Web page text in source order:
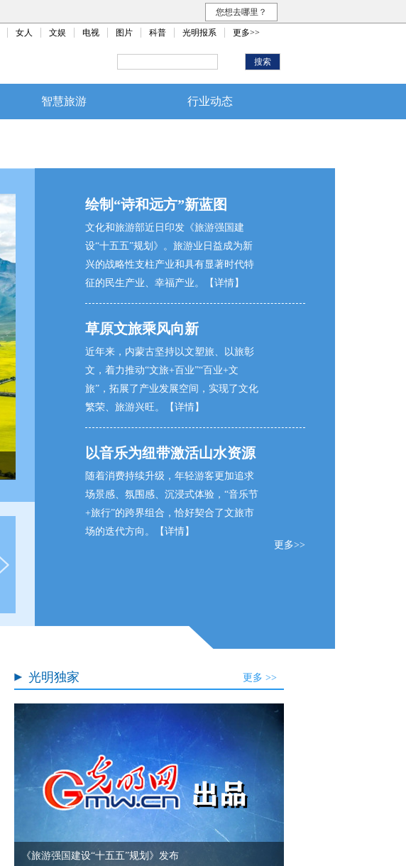
您想去哪里？
女人 文娱 电视 图片 科普 光明报系 更多>>
智慧旅游 行业动态
绘制“诗和远方”新蓝图
文化和旅游部近日印发《旅游强国建
设“十五五”规划》。旅游业日益成为新
兴的战略性支柱产业和具有显著时代特
征的民生产业、幸福产业。
【详情】
草原文旅乘风向新
近年来，内蒙古坚持以文塑旅、以旅彰
文，着力推动“文旅+百业”“百业+文
旅”，拓展了产业发展空间，实现了文化
繁荣、旅游兴旺。
【详情】
以音乐为纽带激活山水资源
随着消费持续升级，年轻游客更加追求
场景感、氛围感、沉浸式体验，“音乐节
+旅行”的跨界组合，恰好契合了文旅市
场的迭代方向。
【详情】
更多>>
光明独家 更多 >>
《旅游强国建设“十五五”规划》发布